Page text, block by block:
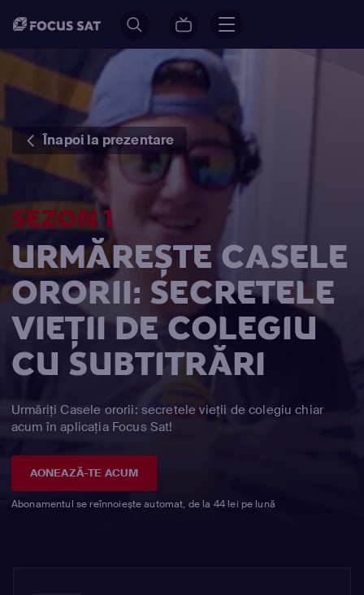
Înapoi la prezentare
SEZON 1
URMĂREȘTE CASELE
ORORII: SECRETELE
VIEȚII DE COLEGIU
CU SUBTITRĂRI
Urmăriți Casele ororii: secretele vieții de colegiu chiar
acum în aplicația Focus Sat!
AONEAZĂ-TE ACUM
Abonamentul se reînnoiește automat, de la 44 lei pe lună